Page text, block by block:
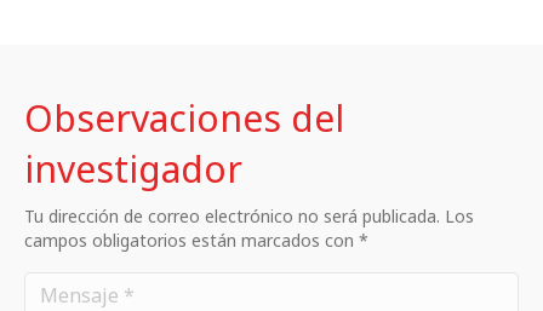
Observaciones del
investigador
Tu dirección de correo electrónico no será publicada. Los
campos obligatorios están marcados con *